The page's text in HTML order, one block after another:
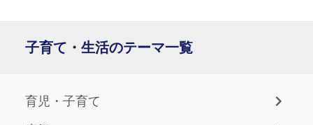
子育て・生活のテーマ一覧
育児・子育て